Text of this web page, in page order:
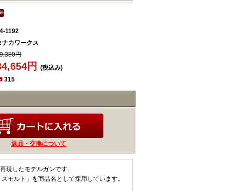
1192
ナカワークス
円
円
(税込み)
315
返品・交換について
現したモデルガンです。
モルト」を商品名として採用しています。